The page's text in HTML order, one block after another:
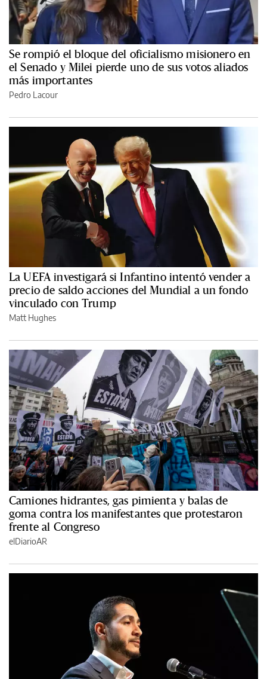
Se rompió el bloque del oficialismo misionero en
el Senado y Milei pierde uno de sus votos aliados
más importantes
Pedro Lacour
La UEFA investigará si Infantino intentó vender a
precio de saldo acciones del Mundial a un fondo
vinculado con Trump
Matt Hughes
Camiones hidrantes, gas pimienta y balas de
goma contra los manifestantes que protestaron
frente al Congreso
elDiarioAR